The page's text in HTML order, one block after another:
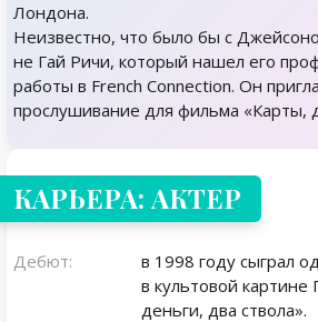
Лондона.
Неизвестно, что было бы с
не Гай Ричи, который нашел его
работы в French Connection. Он
прослушивание для фильма «Карты,
КАРЬЕРА: АКТЕР
Дебют:
в 1998 году сыграл
в культовой картине
деньги, два ствола».